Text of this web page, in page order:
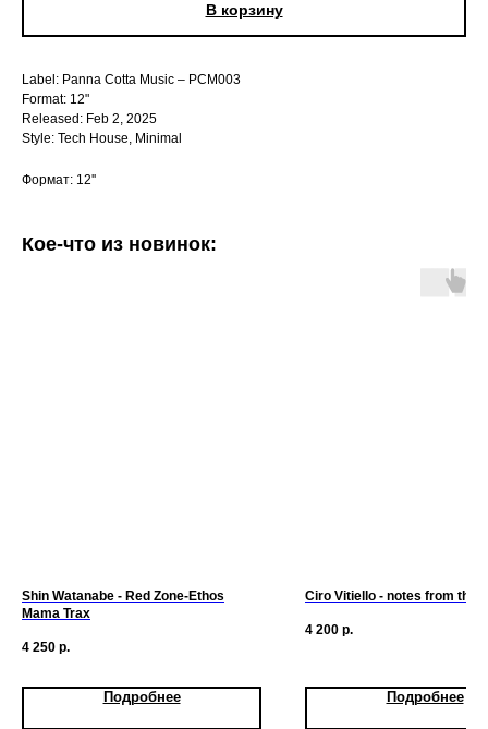
В корзину
Label: Panna Cotta Music – PCM003
Format: 12"
Released: Feb 2, 2025
Style: Tech House, Minimal
Формат: 12''
Кое-что из новинок:
Shin Watanabe - Red Zone-Ethos
Mama Trax
4 250 р.
Подробнее
Ciro Vitiello - notes from the
4 200 р.
Подробнее